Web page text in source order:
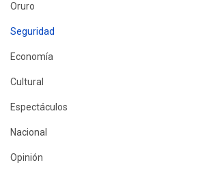
Oruro
Seguridad
Economía
Cultural
Espectáculos
Nacional
Opinión